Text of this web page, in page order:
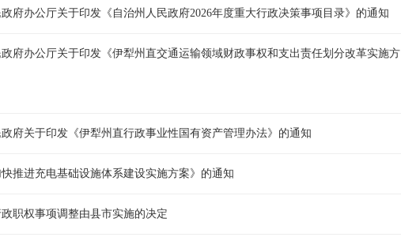
府办公厅关于印发《自治州人民政府2026年度重大行政决策事项目录》的通知
府办公厅关于印发《伊犁州直交通运输领域财政事权和支出责任划分改革实施方
府关于印发《伊犁州直行政事业性国有资产管理办法》的通知
推进充电基础设施体系建设实施方案》的通知
职权事项调整由县市实施的决定